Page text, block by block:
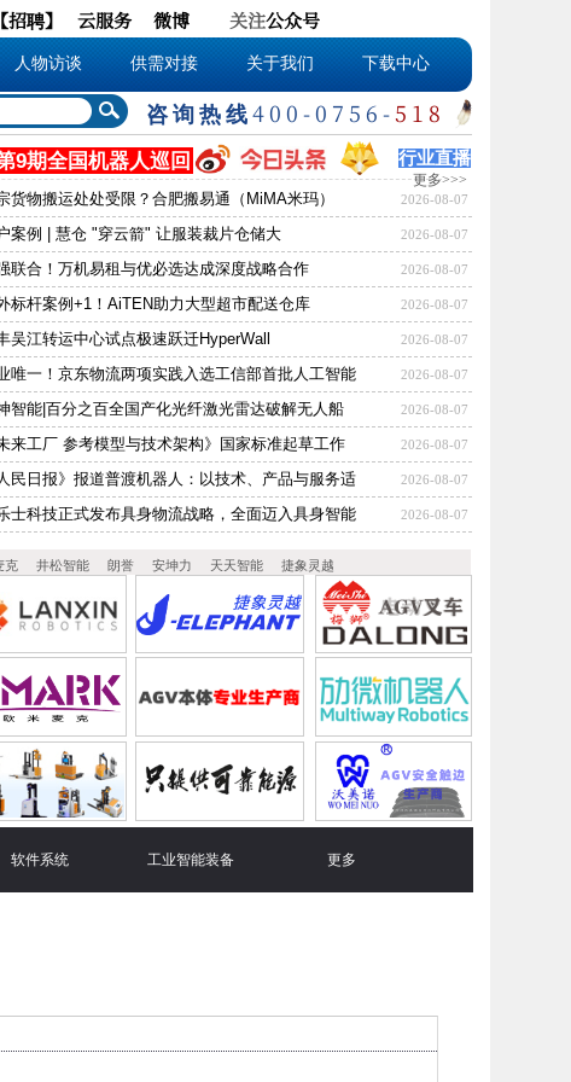
【招聘】 云服务 微博 关注公众号
人物访谈 供需对接 关于我们 下载中心
咨询热线400-0756-518
行业直播
9期全国机器人巡回
更多>>>
货物搬运处处受限？合肥搬易通（MiMA米玛） 2026-08-07
案例 | 慧仓 "穿云箭" 让服装裁片仓储大 2026-08-07
联合！万机易租与优必选达成深度战略合作 2026-08-07
标杆案例+1！AiTEN助力大型超市配送仓库 2026-08-07
吴江转运中心试点极速跃迁HyperWall 2026-08-07
唯一！京东物流两项实践入选工信部首批人工智能 2026-08-07
智能|百分之百全国产化光纤激光雷达破解无人船 2026-08-07
未来工厂 参考模型与技术架构》国家标准起草工作 2026-08-07
人民日报》报道普渡机器人：以技术、产品与服务适 2026-08-07
士科技正式发布具身物流战略，全面迈入具身智能 2026-08-07
克 井松智能 朗誉 安坤力 天天智能 捷象灵越
软件系统 工业智能装备 更多